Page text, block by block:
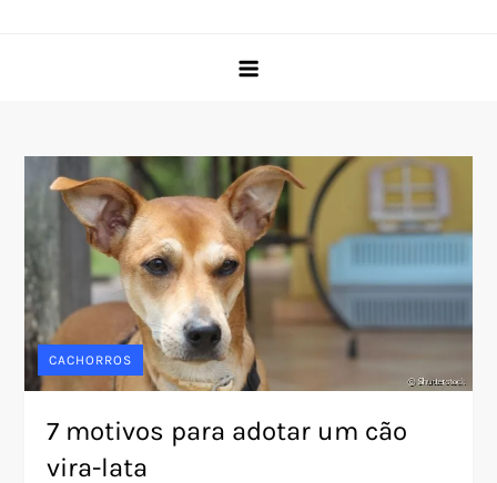
CACHORROS
7 motivos para adotar um cão
vira-lata